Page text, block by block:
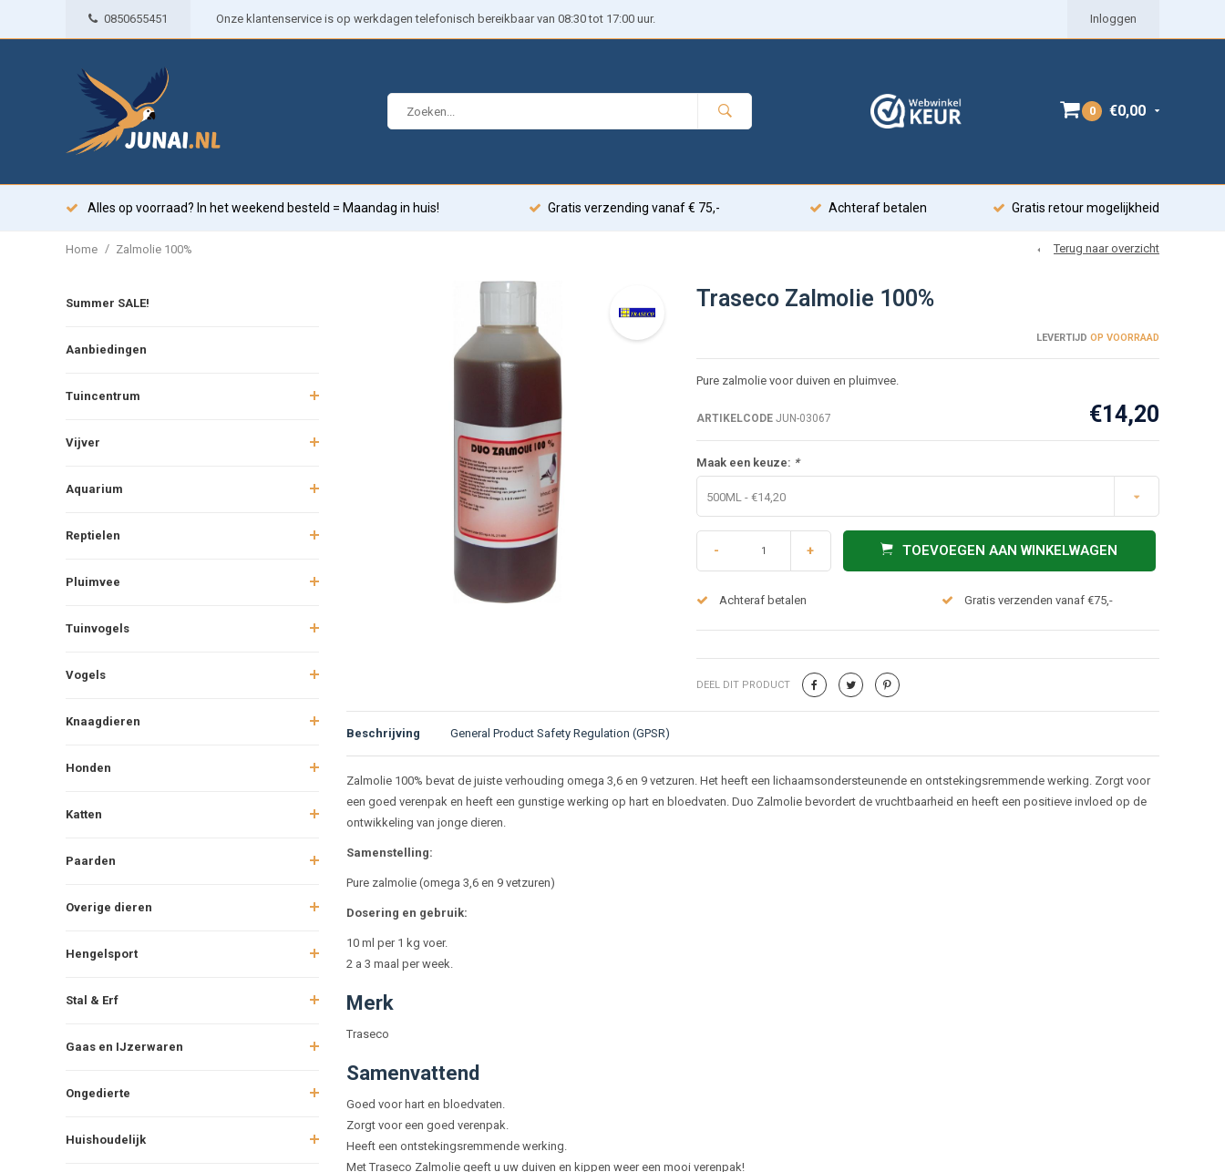
0850655451 Onze klantenservice is op werkdagen telefonisch bereikbaar van 08:30 tot 17:00 uur. Inloggen
0 €0,00
Alles op voorraad? In het weekend besteld = Maandag in huis! Gratis verzending vanaf € 75,- Achteraf betalen Gratis retour mogelijkheid
Home / Zalmolie 100% Terug naar overzicht
Summer SALE!
Aanbiedingen
Tuincentrum
Vijver
Aquarium
Reptielen
Pluimvee
Tuinvogels
Vogels
Knaagdieren
Honden
Katten
Paarden
Overige dieren
Hengelsport
Stal & Erf
Gaas en IJzerwaren
Ongedierte
Huishoudelijk
Traseco Zalmolie 100%
LEVERTIJD OP VOORRAAD
Pure zalmolie voor duiven en pluimvee.
ARTIKELCODEJUN-03067 €14,20
Maak een keuze: *
500ML - €14,20
- + TOEVOEGEN AAN WINKELWAGEN
Achteraf betalen Gratis verzenden vanaf €75,-
DEEL DIT PRODUCT
Beschrijving General Product Safety Regulation (GPSR)
Beschrijving
Zalmolie 100% bevat de juiste verhouding omega 3,6 en 9 vetzuren. Het heeft een lichaamsondersteunende en ontstekingsremmende werking. Zorgt voor
een goed verenpak en heeft een gunstige werking op hart en bloedvaten. Duo Zalmolie bevordert de vruchtbaarheid en heeft een positieve invloed op de
ontwikkeling van jonge dieren.
Samenstelling:
Pure zalmolie (omega 3,6 en 9 vetzuren)
Dosering en gebruik:
10 ml per 1 kg voer.
2 a 3 maal per week.
Merk
Traseco
Samenvattend
Goed voor hart en bloedvaten.
Zorgt voor een goed verenpak.
Heeft een ontstekingsremmende werking.
Met Traseco Zalmolie geeft u uw duiven en kippen weer een mooi verenpak!